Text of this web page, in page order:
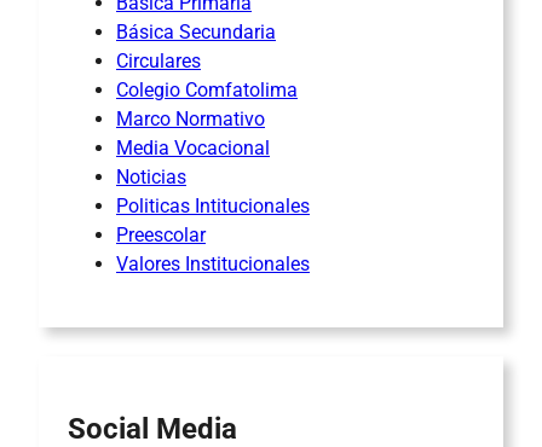
Básica Secundaria
Circulares
Colegio Comfatolima
Marco Normativo
Media Vocacional
Noticias
Politicas Intitucionales
Preescolar
Valores Institucionales
Social Media